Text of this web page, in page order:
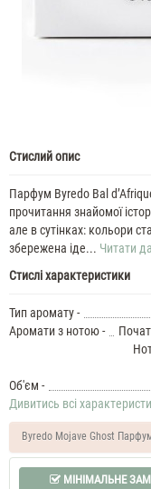
Стислий опис
Парфум Byredo Bal
прочитання знайомої
але в сутінках: кольори
збережена іде... Читати
Стислі характеристики
Тип аромату -
Аромати з нотою -
Об'єм -
Дивитись всі
Byredo Mojave Ghost
МІНІМАЛЬНЕ